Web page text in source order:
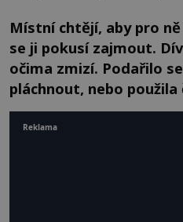
Místní chtějí, aby pro
se ji pokusí zajmout.
očima zmizí. Podařilo
pláchnout, nebo použila
Reklama